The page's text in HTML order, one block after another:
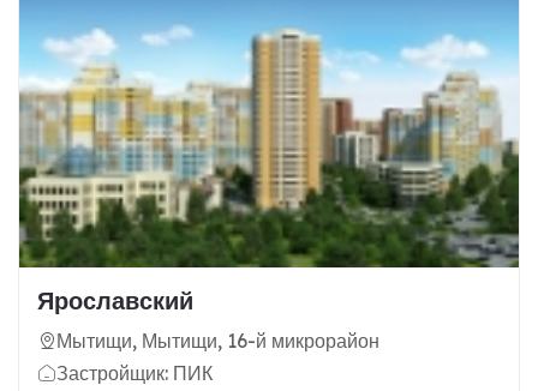
Ярославский
Мытищи, Мытищи, 16-й микрорайон
Застройщик: ПИК